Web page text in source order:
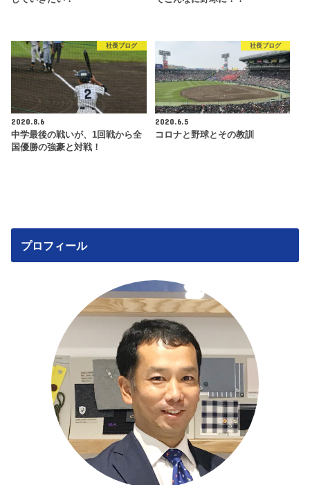
社長ブログ
2020.8.6
中学最後の戦いが、1回戦から全
国優勝の強豪と対戦！
社長ブログ
2020.6.5
コロナと野球とその教訓
プロフィール